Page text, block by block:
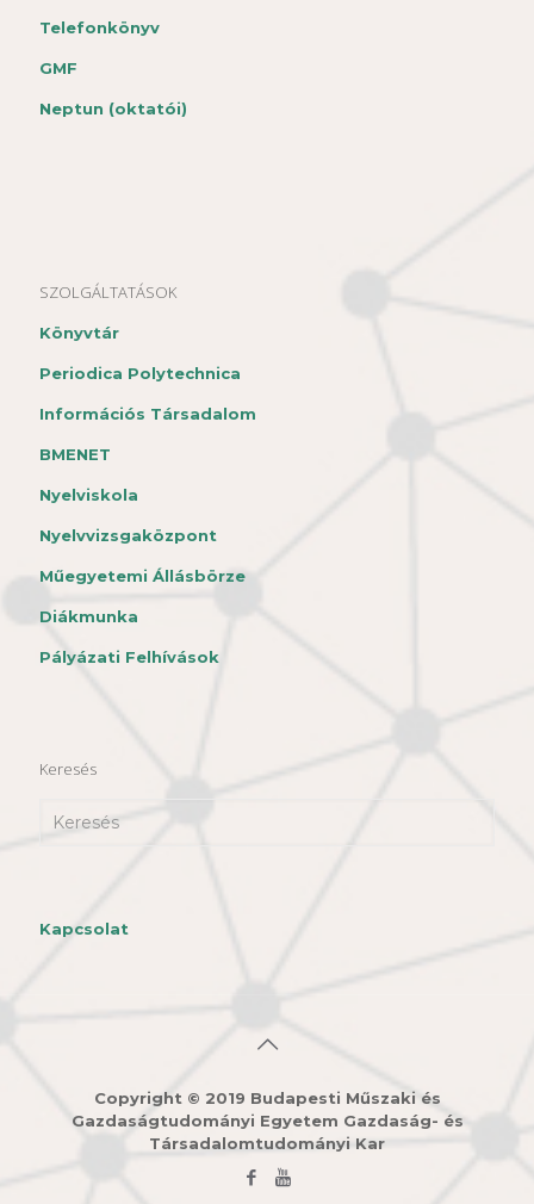
Telefonkönyv
GMF
Neptun (oktatói)
SZOLGÁLTATÁSOK
Könyvtár
Periodica Polytechnica
Információs Társadalom
BMENET
Nyelviskola
Nyelvvizsgaközpont
Műegyetemi Állásbörze
Diákmunka
Pályázati Felhívások
Keresés
Kapcsolat
Copyright © 2019 Budapesti Műszaki és
Gazdaságtudományi Egyetem Gazdaság- és
Társadalomtudományi Kar